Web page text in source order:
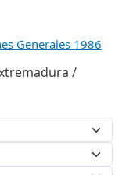
Generales 1986
/